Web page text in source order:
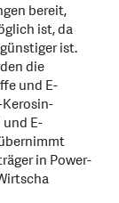
bereit,
ist, da
ist.
die
und E-
E-
in Power-